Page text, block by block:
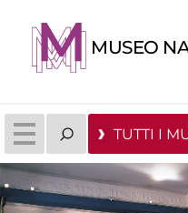
MUSEO
TUTTI I